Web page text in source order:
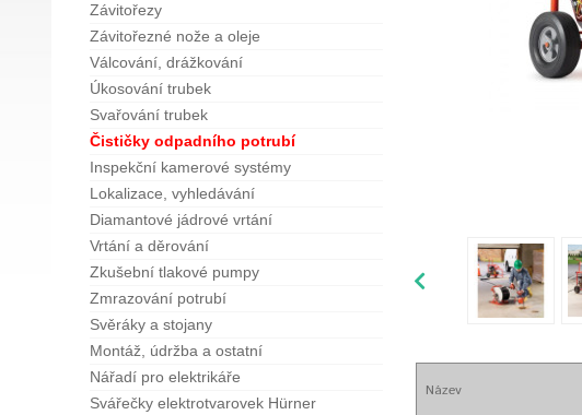
Závitořezy
Závitořezné nože a oleje
Válcování, drážkování
Úkosování trubek
Svařování trubek
Čističky odpadního potrubí
Inspekční kamerové systémy
Lokalizace, vyhledávání
Diamantové jádrové vrtání
Vrtání a děrování
Zkušební tlakové pumpy
Zmrazování potrubí
Svěráky a stojany
Montáž, údržba a ostatní
Nářadí pro elektrikáře
Svářečky elektrotvarovek Hürner
Název